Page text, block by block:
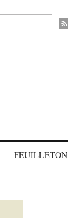
FEUILLETON